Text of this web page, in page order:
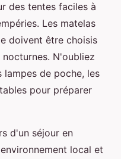
des tentes faciles à
Les matelas
doivent être choisis
N'oubliez
lampes de poche, les
pour préparer
d'un séjour en
local et